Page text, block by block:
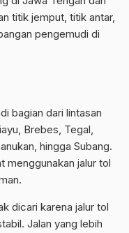
titik jemput, titik antar,
pengemudi di
bagian dari lintasan
Brebes, Tegal,
hingga Subang.
menggunakan jalur tol
dicari karena jalur tol
Jalan yang lebih